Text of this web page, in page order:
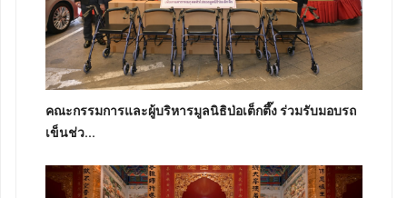
คณะกรรมการและผู้บริหารมูลนิธิป่อเต็กตึ๊ง ร่วมรับมอบรถ
เข็นช่ว...